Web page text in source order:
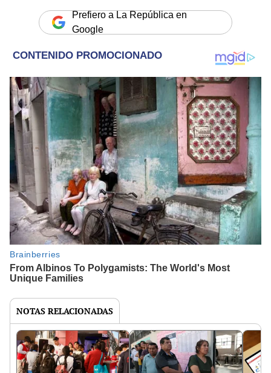
Prefiero a La República en
Google
NOTAS RELACIONADAS